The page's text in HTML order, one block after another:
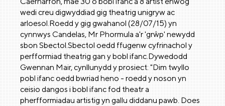
wedi creu digwyddiad gig theatrig unigryw ac
arloesol.Roedd y gig gwahanol (28/07/15) yn
cynnwys Candelas, Mr Phormula a'r 'grŵp' newydd
sbon Sbectol.Sbectol oedd ffugenw cyfrinachol y
perfformiad theatrig gan y bobl ifanc.Dywedodd
Gwennan Mair, cynllunydd y prosiect: "Dim twyllo
pobl ifanc oedd bwriad heno - roedd y noson yn
ceisio dangos i bobl ifanc fod theatr a
pherfformiadau artistig yn gallu diddanu pawb. Does